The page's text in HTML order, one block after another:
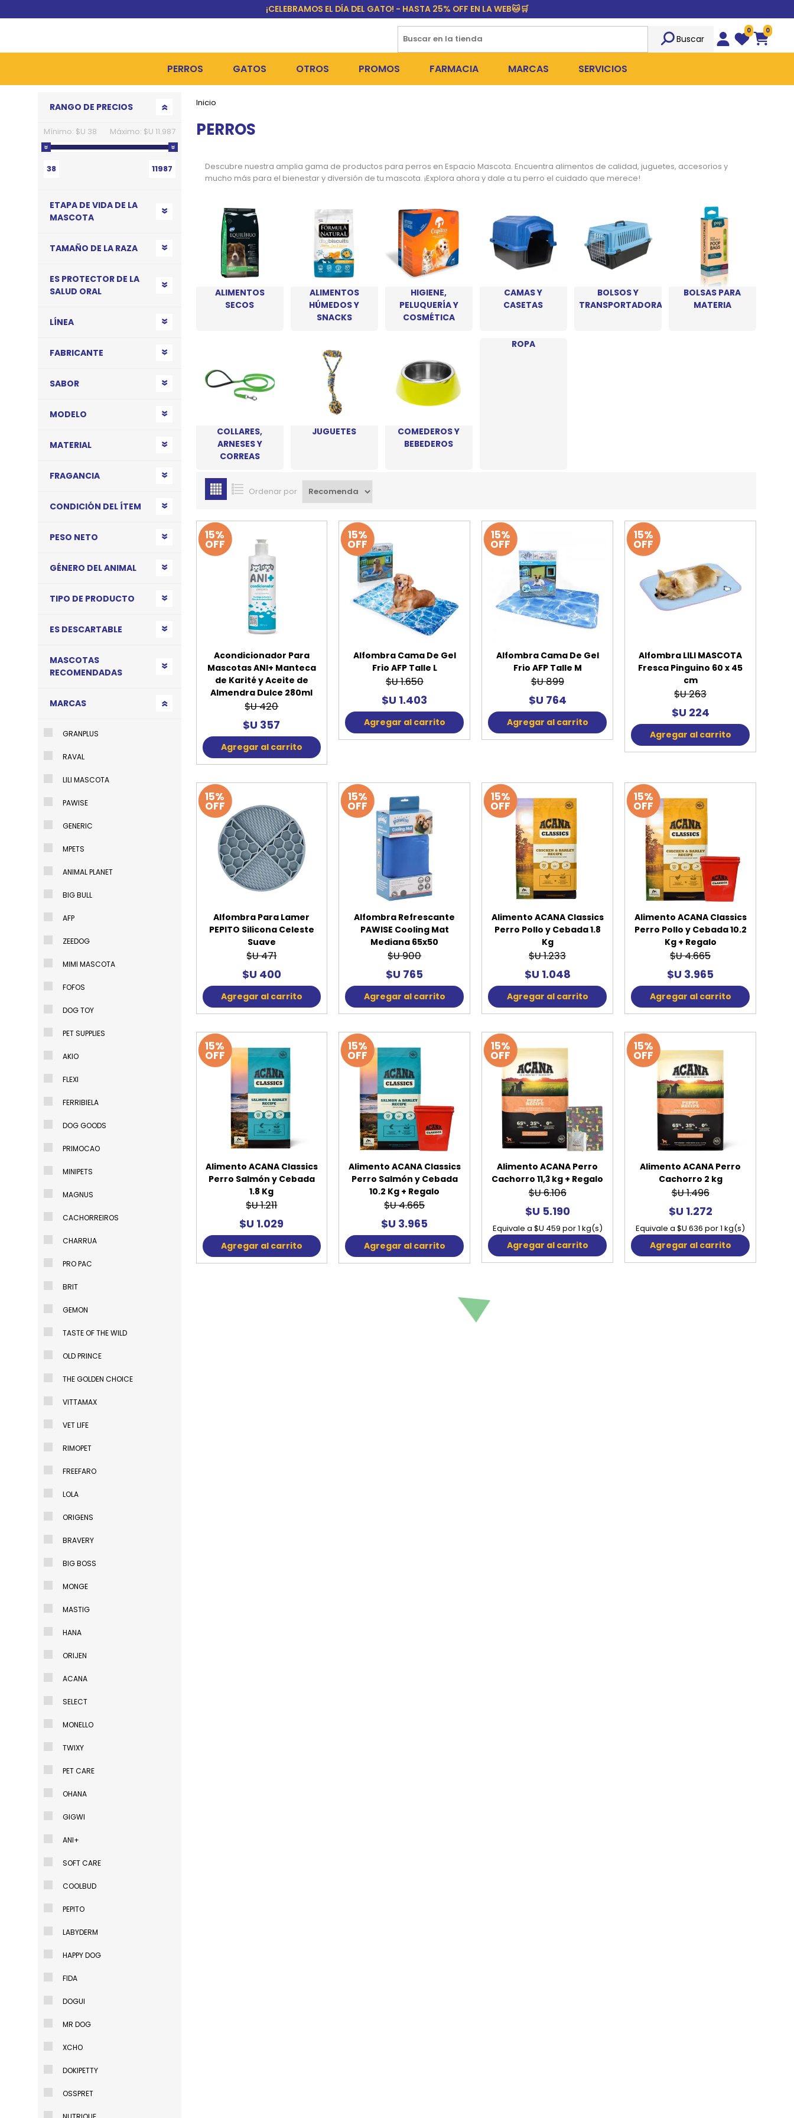
¡CELEBRAMOS EL DÍA DEL GATO! - HASTA 25% OFF EN LA WEB🐱🛒
Buscar
PERROS
ALIMENTOS HÚMEDOS Y SNACKS
CAMAS Y CASETAS
BOLSOS Y TRANSPORTADORAS
BOLSAS PARA MATERIA
COLLARES, ARNESES Y CORREAS
COMEDEROS Y BEBEDEROS
GATOS
ALIMENTOS HÚMEDOS Y SNACKS
HIGIENE Y BAÑOS
COMEDEROS Y BEBEDEROS
JUGUETES Y RASCADORES
COLLARES Y ACCESORIOS
CAMAS
OTROS PROMOS
OUTLET
FARMACIA MARCAS
GRANPLUS
ASTRO
THREE DOGS
SERVICIOS
Exámenes Clínicos
Wishlist
0
Carrito
0
Inicio
PERROS
Descubre nuestra amplia gama de productos para perros en Espacio Mascota. Encuentra alimentos de calidad, juguetes, accesorios y
mucho más para el bienestar y diversión de tu mascota. ¡Explora ahora y dale a tu perro el cuidado que merece!
ALIMENTOS
SECOS
ALIMENTOS
HÚMEDOS Y
SNACKS
HIGIENE,
PELUQUERÍA Y
COSMÉTICA
CAMAS Y
CASETAS
BOLSOS Y
TRANSPORTADORAS
BOLSAS PARA
MATERIA
COLLARES,
ARNESES Y
CORREAS
JUGUETES
COMEDEROS Y
BEBEDEROS
ROPA
Ordenar por
15%
OFF
Acondicionador Para
Mascotas ANI+ Manteca
de Karité y Aceite de
Almendra Dulce 280ml
$U 420
$U 357
Agregar al carrito
15%
OFF
Alfombra Cama De Gel
Frio AFP Talle L
$U 1.650
$U 1.403
Agregar al carrito
15%
OFF
Alfombra Cama De Gel
Frio AFP Talle M
$U 899
$U 764
Agregar al carrito
15%
OFF
Alfombra LILI MASCOTA
Fresca Pinguino 60 x 45
cm
$U 263
$U 224
Agregar al carrito
15%
OFF
Alfombra Para Lamer
PEPITO Silicona Celeste
Suave
$U 471
$U 400
Agregar al carrito
15%
OFF
Alfombra Refrescante
PAWISE Cooling Mat
Mediana 65x50
$U 900
$U 765
Agregar al carrito
15%
OFF
Alimento ACANA Classics
Perro Pollo y Cebada 1.8
Kg
$U 1.233
$U 1.048
Agregar al carrito
15%
OFF
Alimento ACANA Classics
Perro Pollo y Cebada 10.2
Kg + Regalo
$U 4.665
$U 3.965
Agregar al carrito
15%
OFF
Alimento ACANA Classics
Perro Salmón y Cebada
1.8 Kg
$U 1.211
$U 1.029
Agregar al carrito
15%
OFF
Alimento ACANA Classics
Perro Salmón y Cebada
10.2 Kg + Regalo
$U 4.665
$U 3.965
Agregar al carrito
15%
OFF
Alimento ACANA Perro
Cachorro 11,3 kg + Regalo
$U 6.106
$U 5.190
Equivale a $U 459 por 1 kg(s)
Agregar al carrito
15%
OFF
Alimento ACANA Perro
Cachorro 2 kg
$U 1.496
$U 1.272
Equivale a $U 636 por 1 kg(s)
Agregar al carrito
RANGO DE PRECIOS
Mínimo: $U 38 Máximo: $U 11.987
38 11987
ETAPA DE VIDA DE LA
MASCOTA
TAMAÑO DE LA RAZA
ES PROTECTOR DE LA
SALUD ORAL
LÍNEA
FABRICANTE
SABOR
MODELO
MATERIAL
FRAGANCIA
CONDICIÓN DEL ÍTEM
PESO NETO
GÉNERO DEL ANIMAL
TIPO DE PRODUCTO
ES DESCARTABLE
MASCOTAS
RECOMENDADAS
MARCAS
GRANPLUS
RAVAL
LILI MASCOTA
PAWISE
GENERIC
MPETS
ANIMAL PLANET
BIG BULL
AFP
ZEEDOG
MIMI MASCOTA
FOFOS
DOG TOY
PET SUPPLIES
AKIO
FLEXI
FERRIBIELA
DOG GOODS
PRIMOCAO
MINIPETS
MAGNUS
CACHORREIROS
CHARRUA
PRO PAC
BRIT
GEMON
TASTE OF THE WILD
OLD PRINCE
THE GOLDEN CHOICE
VITTAMAX
VET LIFE
RIMOPET
FREEFARO
LOLA
ORIGENS
BRAVERY
BIG BOSS
MONGE
MASTIG
HANA
ORIJEN
ACANA
SELECT
MONELLO
TWIXY
PET CARE
OHANA
GIGWI
ANI+
SOFT CARE
COOLBUD
PEPITO
LABYDERM
HAPPY DOG
FIDA
DOGUI
MR DOG
XCHO
DOKIPETTY
OSSPRET
Go to top